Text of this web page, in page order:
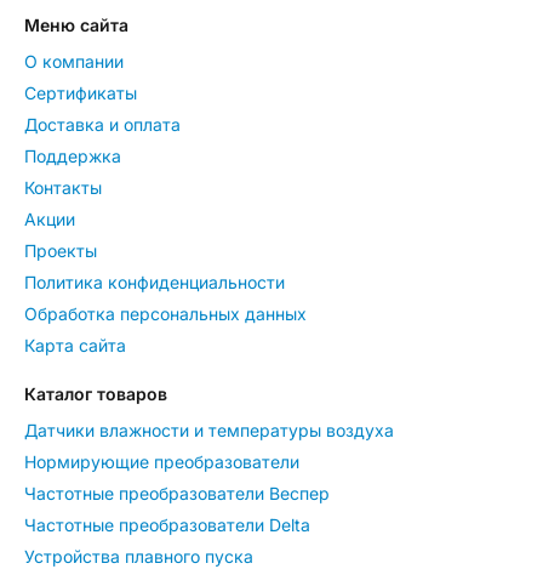
Меню сайта
О компании
Сертификаты
Доставка и оплата
Поддержка
Контакты
Акции
Проекты
Политика конфиденциальности
Обработка персональных данных
Карта сайта
Каталог товаров
Датчики влажности и температуры воздуха
Нормирующие преобразователи
Частотные преобразователи Веспер
Частотные преобразователи Delta
Устройства плавного пуска